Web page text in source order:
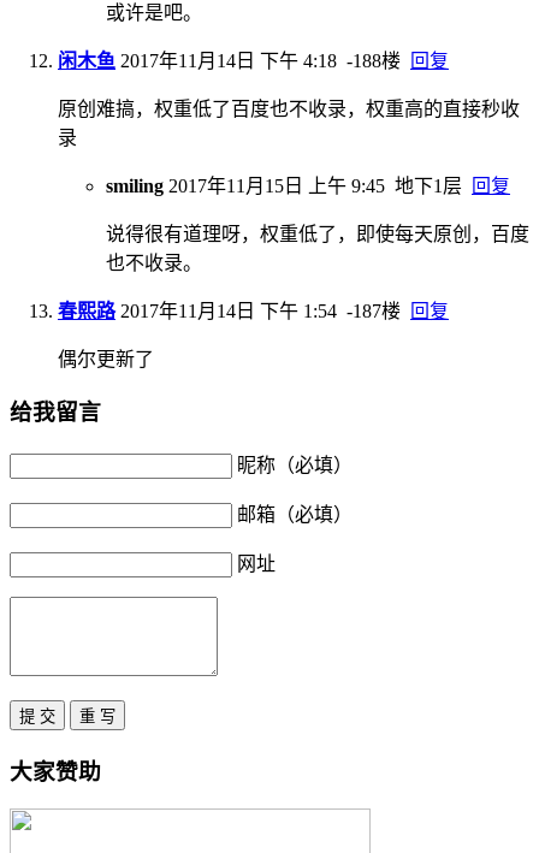
或许是吧。
闲木鱼 2017年11月14日 下午 4:18 -188楼 回复
原创难搞，权重低了百度也不收录，权重高的直接秒收
录
smiling 2017年11月15日 上午 9:45 地下1层 回复
说得很有道理呀，权重低了，即使每天原创，百度
也不收录。
春熙路 2017年11月14日 下午 1:54 -187楼 回复
偶尔更新了
给我留言
昵称（必填）
邮箱（必填）
网址
大家赞助